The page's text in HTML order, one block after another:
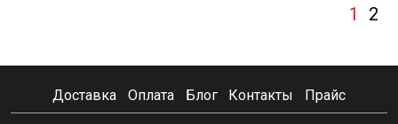
1 2
Доставка Оплата Блог Контакты Прайс